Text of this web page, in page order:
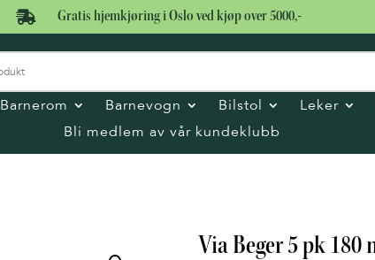
 Gratis hjemkjøring i Oslo ved kjøp over 5000,-
Barnerom Barnevogn Bilstol Leker
Bli medlem av vår kundeklubb
Via Beger 5 pk 180